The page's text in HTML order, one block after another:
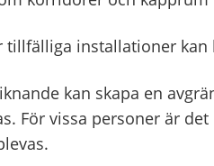
tillfälliga installationer
kan skapa en
För vissa personer är